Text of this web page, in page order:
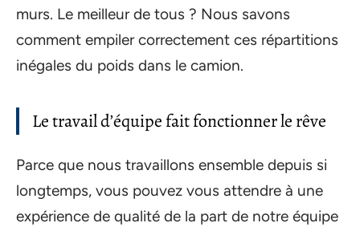
murs. Le meilleur de tous ? Nous savons
comment empiler correctement ces répartitions
inégales du poids dans le camion.
Le travail d’équipe fait fonctionner le rêve
Parce que nous travaillons ensemble depuis si
longtemps, vous pouvez vous attendre à une
expérience de qualité de la part de notre équipe